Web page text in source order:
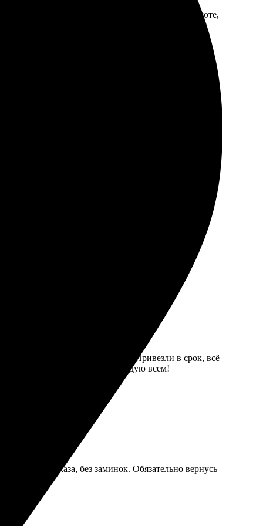
пять минут всё было готово. Качество на высоте,
Обработка прошла быстро, получилось красиво!
процесс от выбора до получения занял всего
Рекомендую всем, кто ценит шикарные
формат и оформила заказ. Привезли в срок, всё
отличный сервис. Рекомендую всем!
процесс заказа, без заминок. Обязательно вернусь